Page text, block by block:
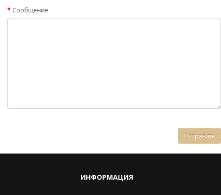
Сообщение
ИНФОРМАЦИЯ